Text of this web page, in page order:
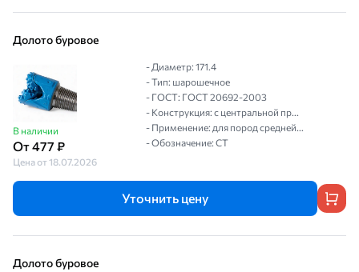
Долото буровое
В наличии
От 477 ₽
Цена от 18.07.2026
- Диаметр: 171.4
- Тип: шарошечное
- ГОСТ: ГОСТ 20692-2003
- Конструкция: с центральной пр...
- Применение: для пород средней...
- Обозначение: СТ
Уточнить цену
Долото буровое